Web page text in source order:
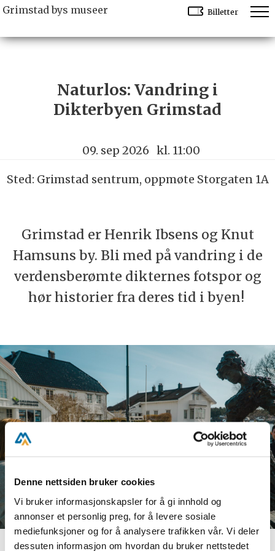
Denne nettsiden bruker cookies
Vi bruker informasjonskapsler for å gi innhold og
annonser et personlig preg, for å levere sosiale
mediefunksjoner og for å analysere trafikken vår. Vi deler
dessuten informasjon om hvordan du bruker nettstedet
Grimstad bys museer Billetter
Naturlos: Vandring i
Dikterbyen Grimstad
09. sep 2026 kl. 11:00
Sted: Grimstad sentrum, oppmøte Storgaten 1A
Grimstad er Henrik Ibsens og Knut
Hamsuns by. Bli med på vandring i de
verdensberømte dikternes fotspor og
hør historier fra deres tid i byen!